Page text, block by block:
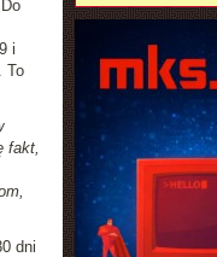
i
To
fakt,
dni